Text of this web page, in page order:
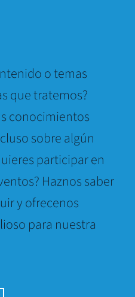
o temas
que tratemos?
conocimientos
sobre algún
participar en
Haznos saber
y ofrecenos
para nuestra